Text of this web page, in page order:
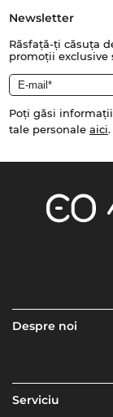
Newsletter
Răsfață-ți căsuța
promoții exclusive
Poți găsi
tale personale aici.
Despre noi
Serviciu